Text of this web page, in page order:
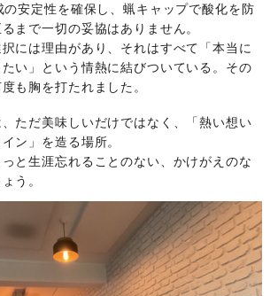
の安定性を確保し、蝋キャップで酸化を防
まで一切の妥協はありません。
には理由があり、それはすべて「本当に
い」という情熱に結びついている。その
も胸を打たれました。
ただ美味しいだけではなく、「熱い想い
ン」を造る場所。
と生涯忘れることのない、かけがえのな
う。